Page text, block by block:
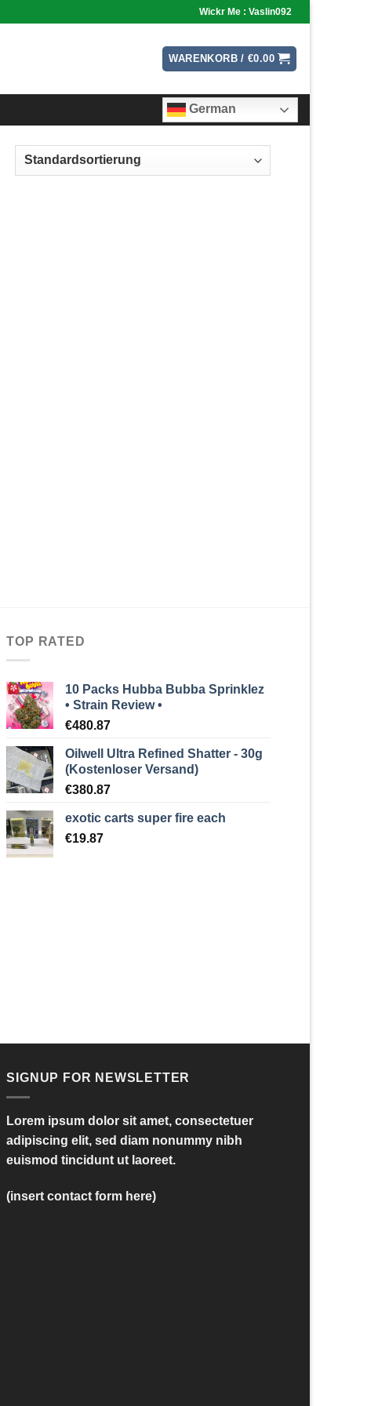
Wickr Me : Vaslin092
WARENKORB /€0.00
German
TOP RATED
10 Packs Hubba Bubba Sprinklez
• Strain Review •
€480.87
Oilwell Ultra Refined Shatter - 30g
(Kostenloser Versand)
€380.87
exotic carts super fire each
€19.87
SIGNUP FOR NEWSLETTER
Lorem ipsum dolor sit amet, consectetuer
adipiscing elit, sed diam nonummy nibh
euismod tincidunt ut laoreet.
(insert contact form here)